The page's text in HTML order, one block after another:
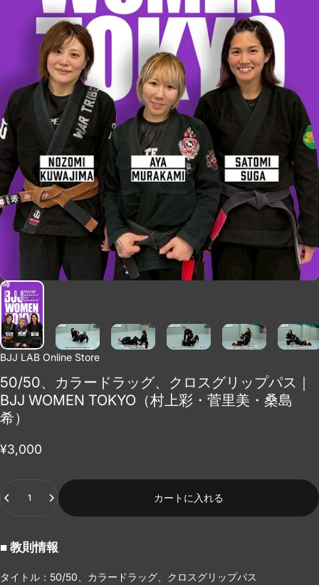
BJJ LAB Online Store
50/50、カラードラッグ、クロスグリップパス｜
BJJ WOMEN TOKYO（村上彩・菅里美・桑島
希）
¥3,000
カートに入れる
■ 教則情報
タイトル：50/50、カラードラッグ、クロスグリップパス